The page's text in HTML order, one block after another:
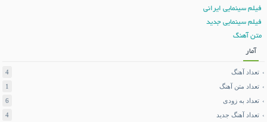
فیلم سینمایی ایرانی
فیلم سینمایی جدید
متن آهنگ
آمار
تعداد آهنگ
4
تعداد متن آهنگ
1
تعداد به زودی
6
تعداد آهنگ جدید
4